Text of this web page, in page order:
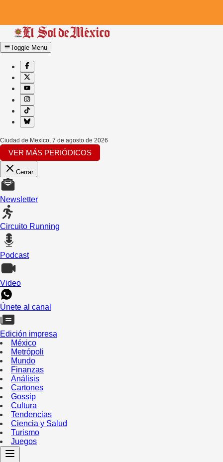
Toggle Menu
Ciudad de Mexico, 7 de agosto de 2026
VER MÁS PERIÓDICOS
Cerrar
Newsletter
Circuito Running
Podcast
Video
Únete al canal
Edición impresa
México
Metrópoli
Mundo
Finanzas
Análisis
Cartones
Gossip
Cultura
Tendencias
Ciencia y Salud
Turismo
Juegos